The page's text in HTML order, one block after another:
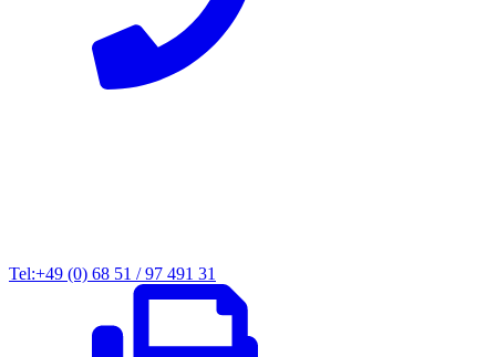
Tel:+49 (0) 68 51 / 97 491 31